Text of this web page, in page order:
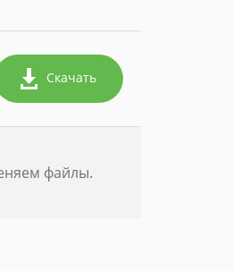
Скачать
файлы.